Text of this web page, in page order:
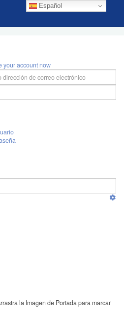
Español
your account now
la Imagen de Portada para marcar